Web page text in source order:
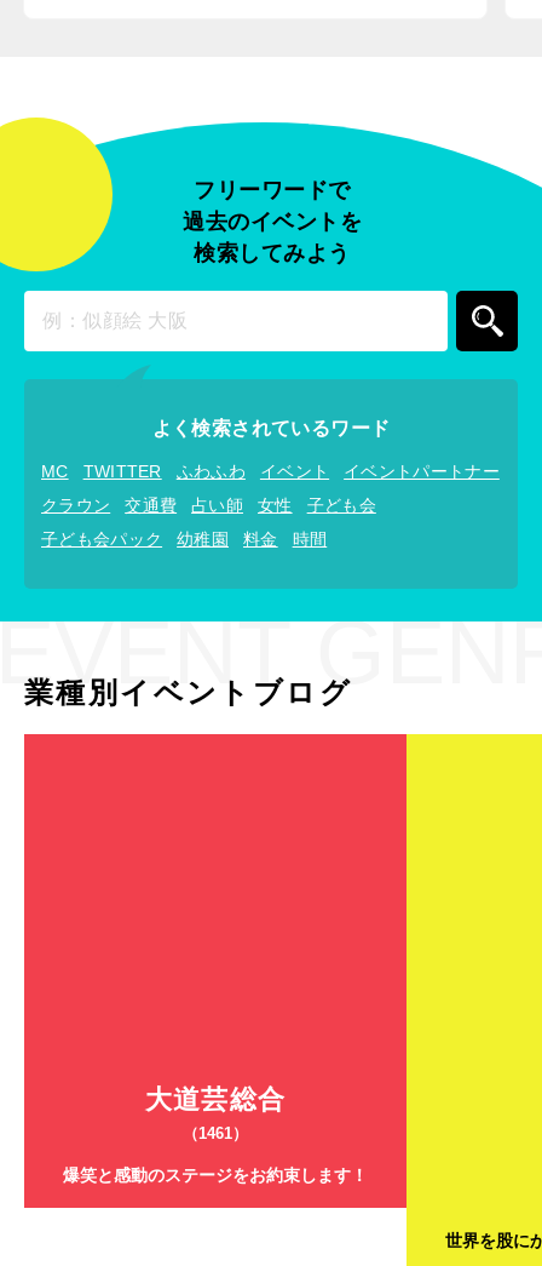
フリーワードで
過去のイベントを
検索してみよう
よく検索されているワード
MC TWITTER ふわふわ イベント
イベントパートナー
クラウン
交通費 占い師 女性
子ども会
子ども会パック
幼稚園 料金 時間
業種別イベントブログ
大道芸総合
（1461）
爆笑と感動のステージをお約束します！
世界を股に